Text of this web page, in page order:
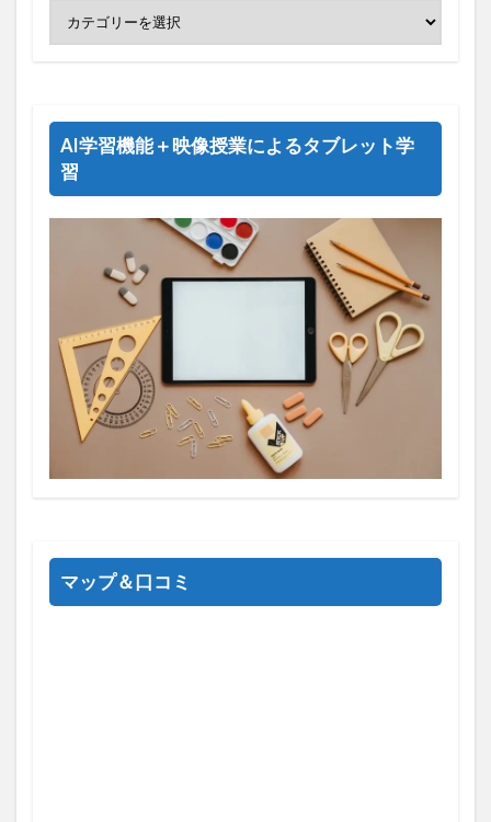
AI学習機能＋映像授業によるタブレット学
習
マップ＆口コミ